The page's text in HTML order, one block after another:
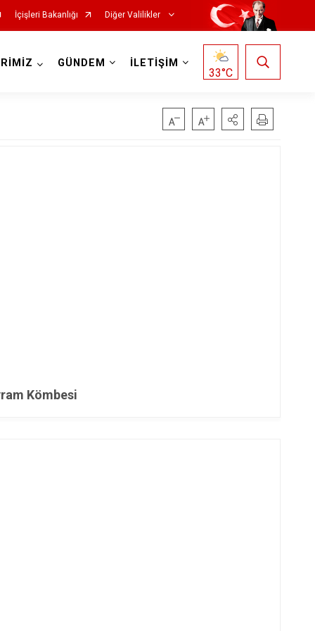
İçişleri Bakanlığı Diğer Valilikler
GÜNDEM İLETİŞİM
33°C
Kömbesi